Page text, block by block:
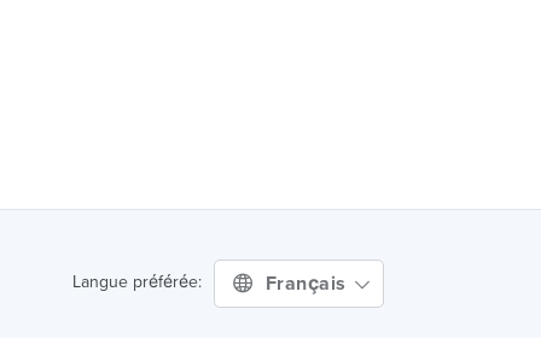
Langue préférée: Français